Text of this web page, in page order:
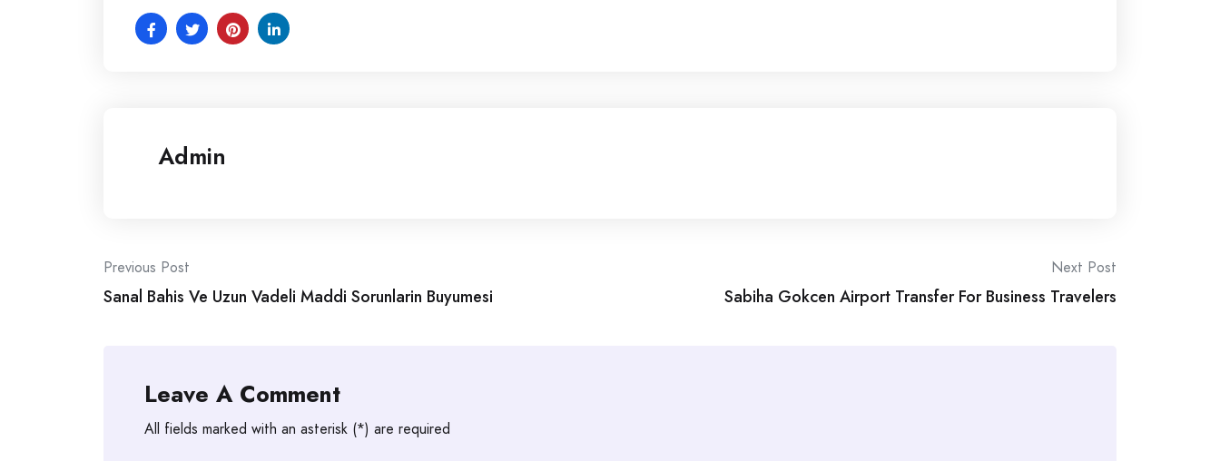
Admin
Post
navigation
Previous Post
Sanal Bahis Ve Uzun Vadeli Maddi Sorunlarin Buyumesi
Next Post
Sabiha Gokcen Airport Transfer For Business Travelers
Leave A Comment
All fields marked with an asterisk (*) are required